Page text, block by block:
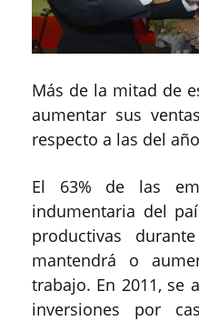
Más de la mitad de
aumentar sus
respecto a las del
El 63% de las
indumentaria del
productivas
mantendrá o
trabajo. En 2011, se
inversiones por